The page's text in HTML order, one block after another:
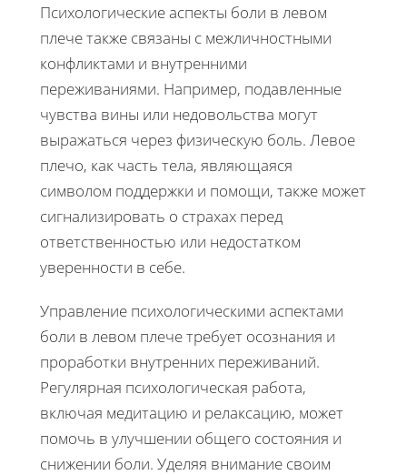
Психологические аспекты боли в левом
плече также связаны с межличностными
конфликтами и внутренними
переживаниями. Например, подавленные
чувства вины или недовольства могут
выражаться через физическую боль. Левое
плечо, как часть тела, являющаяся
символом поддержки и помощи, также может
сигнализировать о страхах перед
ответственностью или недостатком
уверенности в себе.
Управление психологическими аспектами
боли в левом плече требует осознания и
проработки внутренних переживаний.
Регулярная психологическая работа,
включая медитацию и релаксацию, может
помочь в улучшении общего состояния и
снижении боли. Уделяя внимание своим